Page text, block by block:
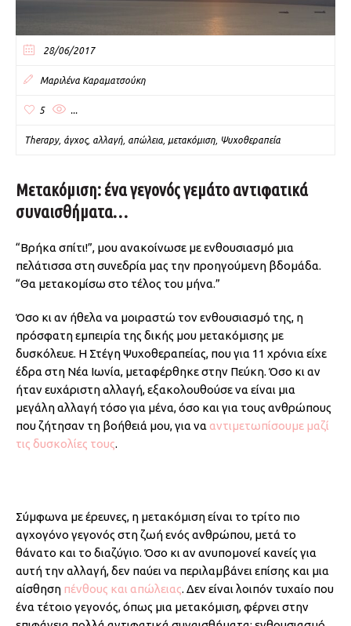
28/06/2017
Μαριλένα Καραματσούκη
5 ...
Therapy, άγχος, αλλαγή απώλεια μετακόμιση Ψυχοθεραπεία
Μετακόμιση: ένα γεγονός γεμάτο αντιφατικά
συναισθήματα…
“Βρήκα σπίτι!”, μου ανακοίνωσε με ενθουσιασμό μια
πελάτισσα στη συνεδρία μας την προηγούμενη βδομάδα.
“Θα μετακομίσω στο τέλος του μήνα.”
Όσο κι αν ήθελα να μοιραστώ τον ενθουσιασμό της, η
πρόσφατη εμπειρία της δικής μου μετακόμισης με
δυσκόλευε. Η Στέγη Ψυχοθεραπείας, που για 11 χρόνια είχε
έδρα στη Νέα Ιωνία, μεταφέρθηκε στην Πεύκη. Όσο κι αν
ήταν ευχάριστη αλλαγή, εξακολουθούσε να είναι μια
μεγάλη αλλαγή τόσο για μένα, όσο και για τους ανθρώπους
που ζήτησαν τη βοήθειά μου, για να αντιμετωπίσουμε μαζί
τις δυσκολίες τους.
Σύμφωνα με έρευνες, η μετακόμιση είναι το τρίτο πιο
αγχογόνο γεγονός στη ζωή ενός ανθρώπου, μετά το
θάνατο και το διαζύγιο. Όσο κι αν ανυπομονεί κανείς για
αυτή την αλλαγή, δεν παύει να περιλαμβάνει επίσης και μια
αίσθηση πένθους και απώλειας. Δεν είναι λοιπόν τυχαίο που
ένα τέτοιο γεγονός, όπως μια μετακόμιση, φέρνει στην